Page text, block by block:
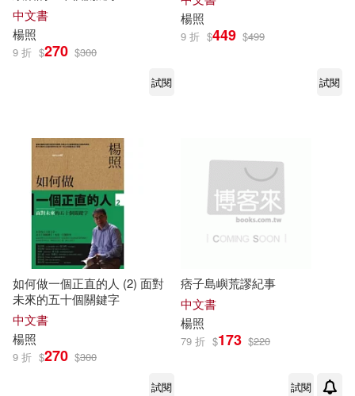
曹順慶，羅鷺（主編）(1)
楊照、李維菁(1)
楊照亮(1) 楊照地（編）(1)
楊照地，張鳳鳴（主編）(1)
楊照明(1) 楊照東(1)
楊照渠，周斌，張浩（主編）(1)
前衛(1)
吉林文史出版社(1)
同濟大學出版社(1) 哈佛人(1)
哈爾濱工業大學出版社(1)
中文書
楊照
9 折 $270 $300
試閱
楊照
9 折 $449 $499
試閱
如何做一個正直的人 (2) 面對
未來的五十個關鍵字
中文書
楊照
9 折 $270 $300
試閱
痞子島嶼荒謬紀事
中文書
楊照
79 折 $173 $220
試閱